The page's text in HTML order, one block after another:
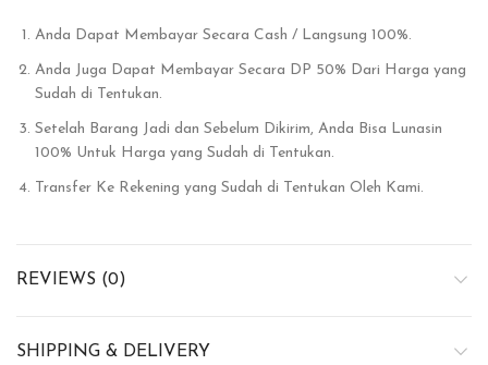
Anda Dapat Membayar Secara Cash / Langsung 100%.
Anda Juga Dapat Membayar Secara DP 50% Dari Harga yang
Sudah di Tentukan.
Setelah Barang Jadi dan Sebelum Dikirim, Anda Bisa Lunasin
100% Untuk Harga yang Sudah di Tentukan.
Transfer Ke Rekening yang Sudah di Tentukan Oleh Kami.
REVIEWS (0)
SHIPPING & DELIVERY